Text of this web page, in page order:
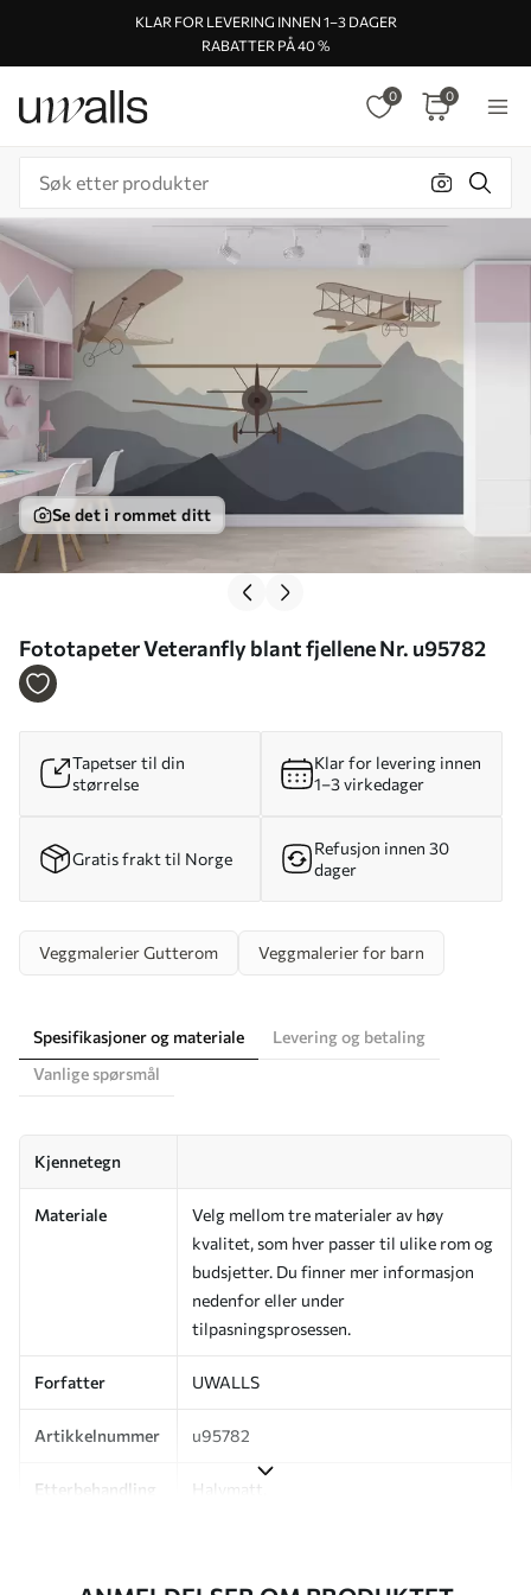
KLAR FOR LEVERING INNEN 1–3 DAGER
RABATTER PÅ 40 %
0 0
Se det i rommet ditt
Fototapeter Veteranfly blant fjellene Nr. u95782
Tapetser til din
størrelse
Klar for levering innen
1–3 virkedager
Gratis frakt til Norge
Refusjon innen 30
dager
Veggmalerier Gutterom Veggmalerier for barn
Spesifikasjoner og materiale
Levering og betaling
Vanlige spørsmål
Kjennetegn
Materiale
Velg mellom tre materialer av høy
kvalitet, som hver passer til ulike rom og
budsjetter. Du finner mer informasjon
nedenfor eller under
tilpasningsprosessen.
Forfatter UWALLS
Artikkelnummer u95782
Etterbehandling Halvmatt.